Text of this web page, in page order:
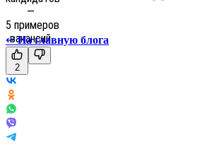
↩На главную блога
2